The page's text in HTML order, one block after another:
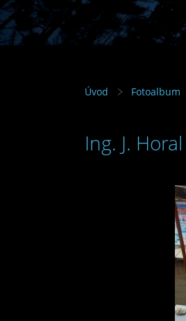
Úvod Fotoalbum
Ing. J.